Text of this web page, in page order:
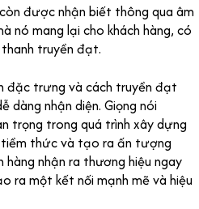
được nhận biết thông qua âm
nó mang lại cho khách hàng, có
truyền đạt.
đặc trưng và cách truyền đạt
dàng nhận diện. Giọng nói
trọng trong quá trình xây dựng
thức và tạo ra ấn tượng
hàng nhận ra thương hiệu ngay
ra một kết nối mạnh mẽ và hiệu